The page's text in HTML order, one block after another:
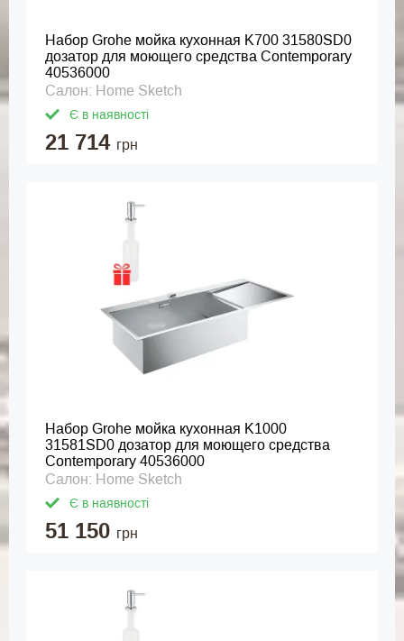
Набор Grohe мойка кухонная K700 31580SD0
дозатор для моющего средства Contemporary
40536000
Салон: Home Sketch
Є в наявності
21 714 грн
Набор Grohe мойка кухонная K1000
31581SD0 дозатор для моющего средства
Contemporary 40536000
Салон: Home Sketch
Є в наявності
51 150 грн